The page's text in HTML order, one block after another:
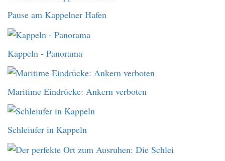
Pause am Kappelner Hafen
Kappeln - Panorama
Maritime Eindrücke: Ankern verboten
Schleiufer in Kappeln